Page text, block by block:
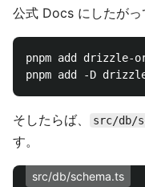
公式 Docs にしたがっ
pnpm add drizzle-
そしたらば、 src/db/
す。
src/db/schema.ts